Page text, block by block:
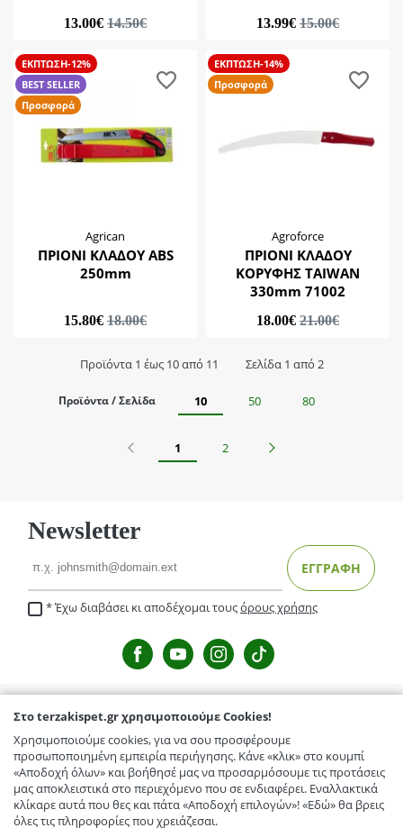
13.00€ 14.50€ 13.99€ 15.00€
ΕΚΠΤΩΣΗ-12%
BEST SELLER
Προσφορά
Agrican
ΠΡΙΟΝΙ ΚΛΑΔΟΥ ABS
250mm
15.80€ 18.00€
ΕΚΠΤΩΣΗ-14%
Προσφορά
Agroforce
ΠΡΙΟΝΙ ΚΛΑΔΟΥ
ΚΟΡΥΦΗΣ TAIWAN
330mm 71002
18.00€ 21.00€
Προϊόντα 1 έως 10 από 11 Σελίδα 1 από 2
Προϊόντα / Σελίδα 10 50 80
Προηγούμενο
1 2 Επόμενο
Newsletter
ΕΓΓΡΑΦΗ
Έχω διαβάσει κι αποδέχομαι τουςόρους χρήσης
TERZAKISPET.GR
Μενέλαου Παρλαμά 32,Γιόφυρος
Κόμβος Γαζίου-Κρουσώνα, Γάζι
Ελευθερίου Βενιζέλου 56, Αρκαλοχώρι
ΕΞΥΠΗΡΕΤΗΣΗ ΠΕΛΑΤΩΝ
Τρόποι Αποστολής / Μεταφορικά
Επιστροφές προϊόντων
TERZAKISPET.GR
Στο terzakispet.gr χρησιμοποιούμε Cookies!
Χρησιμοποιούμε cookies, για να σου προσφέρουμε
προσωποποιημένη εμπειρία περιήγησης. Κάνε «κλικ» στο κουμπί
«Αποδοχή όλων» και βοήθησέ μας να προσαρμόσουμε τις προτάσεις
μας αποκλειστικά στο περιεχόμενο που σε ενδιαφέρει. Εναλλακτικά
κλίκαρε αυτά που θες και πάτα «Αποδοχή επιλογών»! «Εδώ» θα βρεις
όλες τις πληροφορίες που χρειάζεσαι.